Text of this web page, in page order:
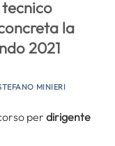
la
2021
MINIERI
per dirigente